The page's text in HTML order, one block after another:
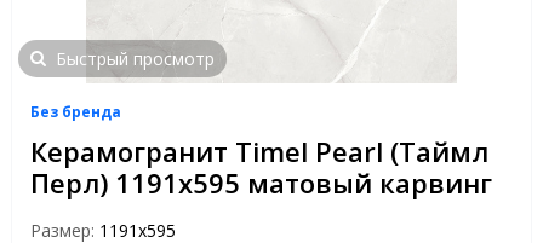
Быстрый просмотр
Без бренда
Керамогранит Timel Pearl (Таймл
Перл) 1191х595 матовый карвинг
Размер: 1191x595